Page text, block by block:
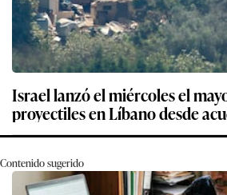
Israel lanzó el miércoles el
proyectiles en Líbano desde
Contenido sugerido